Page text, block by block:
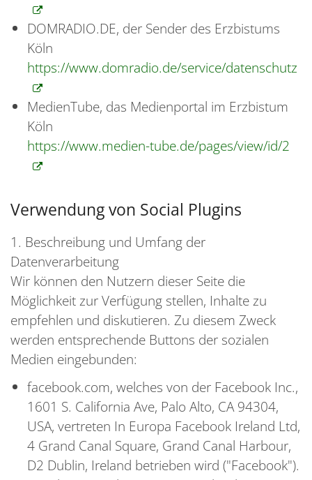
DOMRADIO.DE, der Sender des Erzbistums
Köln
https://www.domradio.de/service/datenschutz
MedienTube, das Medienportal im Erzbistum
Köln
https://www.medien-tube.de/pages/view/id/2
Verwendung von Social Plugins
1. Beschreibung und Umfang der
Datenverarbeitung
Wir können den Nutzern dieser Seite die
Möglichkeit zur Verfügung stellen, Inhalte zu
empfehlen und diskutieren. Zu diesem Zweck
werden entsprechende Buttons der sozialen
Medien eingebunden:
facebook.com, welches von der Facebook Inc.,
1601 S. California Ave, Palo Alto, CA 94304,
USA, vertreten In Europa Facebook Ireland Ltd,
4 Grand Canal Square, Grand Canal Harbour,
D2 Dublin, Ireland betrieben wird ("Facebook").